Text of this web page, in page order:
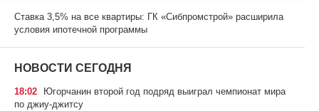
Ставка 3,5% на все квартиры: ГК «Сибпромстрой» расширила
условия ипотечной программы
НОВОСТИ СЕГОДНЯ
18:02
Югорчанин второй год подряд выиграл чемпионат мира
по джиу-джитсу